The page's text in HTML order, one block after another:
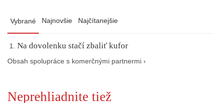
Vybrané Najnovšie Najčítanejšie
Na dovolenku stačí zbaliť kufor
Obsah spolupráce s komerčnými partnermi ›
Neprehliadnite tiež